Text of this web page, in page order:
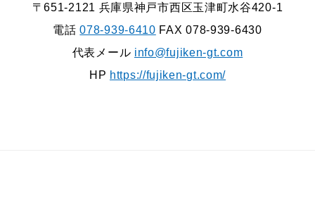
〒651-2121 兵庫県神戸市西区玉津町水谷420-1
電話078-939-6410 FAX 078-939-6430
代表メール info@fujiken-gt.com
HP https://fujiken-gt.com/